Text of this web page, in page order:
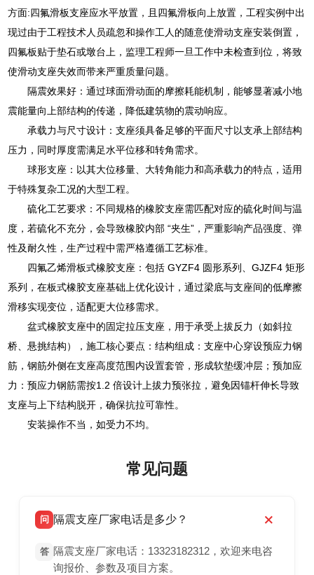
方面:四氟滑板支座应水平放置，且四氟滑板向上放置，工程实例中出
现过由于工程技术人员疏忽和操作工人的随意使滑动支座安装倒置，
四氟板贴于垫石或墩台上，监理工程师一旦工作中未检查到位，将致
使滑动支座失效而带来严重质量问题。
隔震效果好：通过球面滑动面的摩擦耗能机制，能够显著减小地
震能量向上部结构的传递，降低建筑物的震动响应。
承载力与尺寸设计：支座须具备足够的平面尺寸以支承上部结构
压力，同时厚度需满足水平位移和转角需求。
球形支座：以其大位移量、大转角能力和高承载力的特点，适用
于特殊复杂工况的大型工程。
硫化工艺要求：不同规格的橡胶支座需匹配对应的硫化时间与温
度，若硫化不充分，会导致橡胶内部 “夹生”，严重影响产品强度、弹
性及耐久性，生产过程中需严格遵循工艺标准。
四氟乙烯滑板式橡胶支座：包括 GYZF4 圆形系列、GJZF4 矩形
系列，在板式橡胶支座基础上优化设计，通过梁底与支座间的低摩擦
滑移实现变位，适配更大位移需求。
盆式橡胶支座中的固定拉压支座，用于承受上拔反力（如斜拉
桥、悬挑结构），施工核心要点：结构组成：支座中心穿设预应力钢
筋，钢筋外侧在支座高度范围内设置套管，形成软垫缓冲层；预加应
力：预应力钢筋需按1.2 倍设计上拔力预张拉，避免因锚杆伸长导致
支座与上下结构脱开，确保抗拉可靠性。
安装操作不当，如受力不均。
常见问题
问 隔震支座厂家电话是多少？
答 隔震支座厂家电话：13323182312，欢迎来电咨
询报价、参数及项目方案。